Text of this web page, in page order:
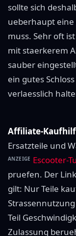
sollte sich
ueberhaupt
muss. Sehr oft
mit staerkerem
sauber
ein gutes
verlaesslich
Affiliate-
Ersatzteile und
ANZEIGE Escooter-
pruefen. Der
gilt: Nur Teile
Teil
Zulassung